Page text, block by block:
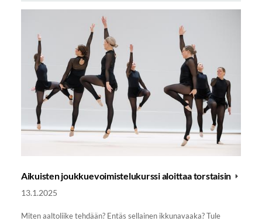
Aikuisten joukkuevoimistelukurssi aloittaa torstaisin
13.1.2025
Miten aaltoliike tehdään? Entäs sellainen ikkunavaaka? Tule